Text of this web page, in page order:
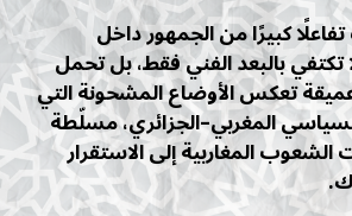
تفاعلًا كبيرًا من الجمهور داخل
تكتفي بالبعد الفني فقط، بل تحمل
تعكس الأوضاع المشحونة التي
المغربي–الجزائري، مسلّطة
المغاربية إلى الاستقرار